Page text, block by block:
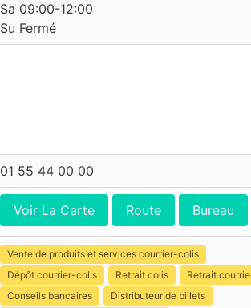
Sa 09:00-12:00
Su Fermé
01 55 44 00 00
Voir La Carte Route Bureau
Vente de produits et services courrier-colis
Dépôt courrier-colis
Retrait colis
Retrait
Conseils bancaires
Distributeur de billets